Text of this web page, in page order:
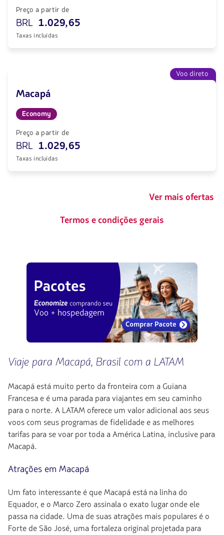
Preço a partir de
BRL 1.029,65
Taxas incluídas
Voo direto
Macapá
Economy
Preço a partir de
BRL 1.029,65
Taxas incluídas
Ver mais ofertas
Termos e condições gerais
Viaje para Macapá, Brasil com a LATAM
Macapá está muito perto da fronteira com a Guiana
Francesa e é uma parada para viajantes em seu caminho
para o norte. A LATAM oferece um valor adicional aos seus
voos com seus programas de fidelidade e as melhores
tarifas para se voar por toda a América Latina, inclusive para
Macapá.
Atrações em Macapá
Um fato interessante é que Macapá está na linha do
Equador, e o Marco Zero assinala o exato lugar onde ele
passa na cidade. Uma de suas atrações mais populares é o
Forte de São José, uma fortaleza original projetada para